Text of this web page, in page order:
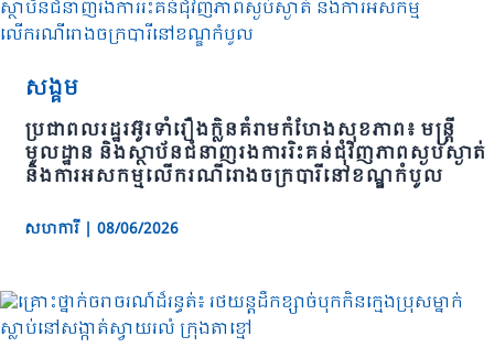
សង្គម
ប្រជាពលរដ្ឋរអ៊ូរទាំរឿងក្លិនគំរាមកំហែងសុខភាព៖ មន្ត្រី
មូលដ្ឋាន និងស្ថាប័នជំនាញរងការរិះគន់ជុំវិញភាពស្ងប់ស្ងាត់
និងការអសកម្មលើករណីរោងចក្របារីនៅខណ្ឌកំបូល
សហការី | 08/06/2026